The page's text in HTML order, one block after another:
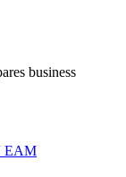
business
EAM